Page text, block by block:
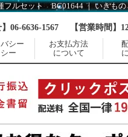
06-6636-1567 【営業時間】
シー
ー
お支払方法
について